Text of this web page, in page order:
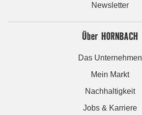
Newsletter
Über HORNBACH
Das Unternehmen
Mein Markt
Nachhaltigkeit
Jobs & Karriere